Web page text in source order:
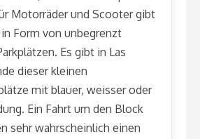
Motorräder und Scooter gibt
Form von unbegrenzt
Es gibt in Las
dieser kleinen
mit blauer, weisser oder
Ein Fahrt um den Block
sehr wahrscheinlich einen